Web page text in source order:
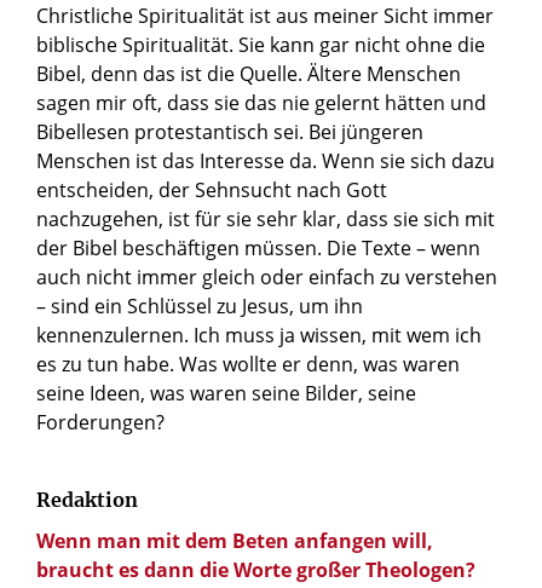
Christliche Spiritualität ist aus meiner Sicht immer
biblische Spiritualität. Sie kann gar nicht ohne die
Bibel, denn das ist die Quelle. Ältere Menschen
sagen mir oft, dass sie das nie gelernt hätten und
Bibellesen protestantisch sei. Bei jüngeren
Menschen ist das Interesse da. Wenn sie sich dazu
entscheiden, der Sehnsucht nach Gott
nachzugehen, ist für sie sehr klar, dass sie sich mit
der Bibel beschäftigen müssen. Die Texte – wenn
auch nicht immer gleich oder einfach zu verstehen
– sind ein Schlüssel zu Jesus, um ihn
kennenzulernen. Ich muss ja wissen, mit wem ich
es zu tun habe. Was wollte er denn, was waren
seine Ideen, was waren seine Bilder, seine
Forderungen?
Redaktion
Wenn man mit dem Beten anfangen will,
braucht es dann die Worte großer Theologen?